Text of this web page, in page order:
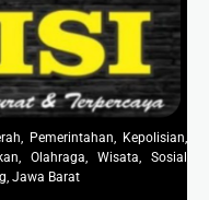
Pemerintahan, Kepolisian,
Olahraga, Wisata, Sosial
Jawa Barat